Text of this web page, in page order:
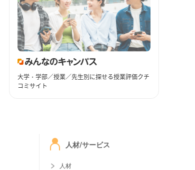
大学・学部／授業／先生別に探せる授業評価クチ
コミサイト
人材/サービス
人材